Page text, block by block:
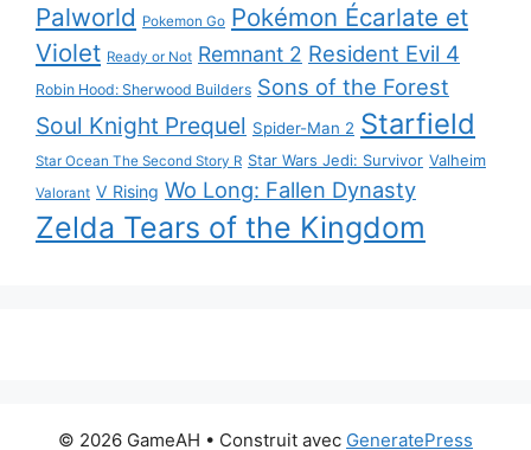
Palworld Pokemon Go Pokémon Écarlate et
Violet Ready or Not Remnant 2 Resident Evil 4
Robin Hood: Sherwood Builders Sons of the Forest
Soul Knight Prequel Spider-Man 2 Starfield
Star Ocean The Second Story R Star Wars Jedi: Survivor Valheim
Valorant V Rising Wo Long: Fallen Dynasty
Zelda Tears of the Kingdom
© 2026 GameAH • Construit avec GeneratePress